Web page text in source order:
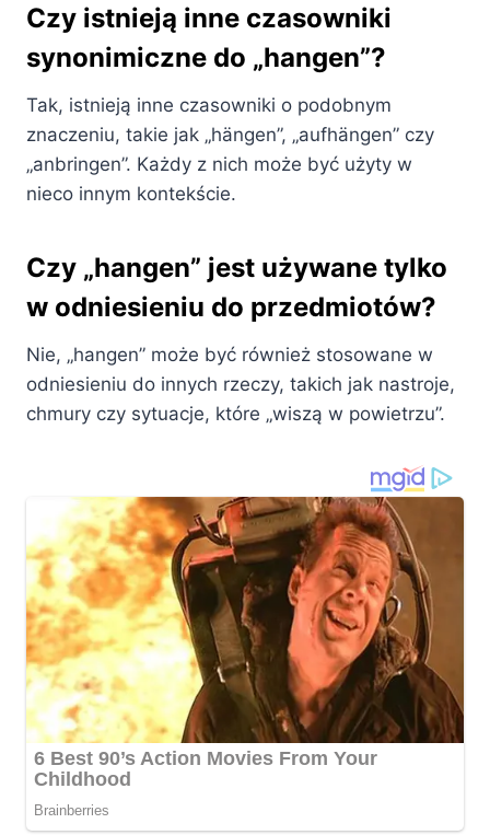
Czy istnieją inne czasowniki
synonimiczne do „hangen”?
Tak, istnieją inne czasowniki o podobnym
znaczeniu, takie jak „hängen”, „aufhängen” czy
„anbringen”. Każdy z nich może być użyty w
nieco innym kontekście.
Czy „hangen” jest używane tylko
w odniesieniu do przedmiotów?
Nie, „hangen” może być również stosowane w
odniesieniu do innych rzeczy, takich jak nastroje,
chmury czy sytuacje, które „wiszą w powietrzu”.